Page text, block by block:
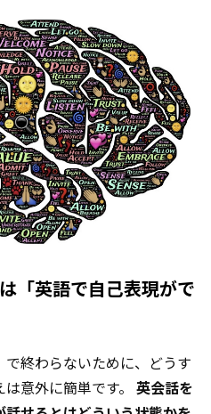
「英語で自己表現がで
終わらないために、どうす
意外に簡単です。 英会話を